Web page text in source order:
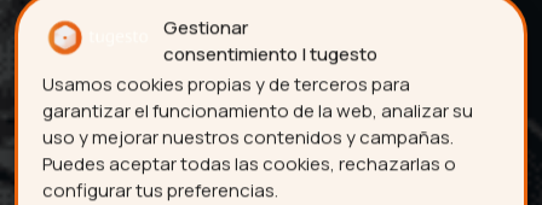
Gestionar
consentimiento | tugesto
Usamos cookies propias y de terceros para
garantizar el funcionamiento de la web, analizar su
uso y mejorar nuestros contenidos y campañas.
Puedes aceptar todas las cookies, rechazarlas o
configurar tus preferencias.